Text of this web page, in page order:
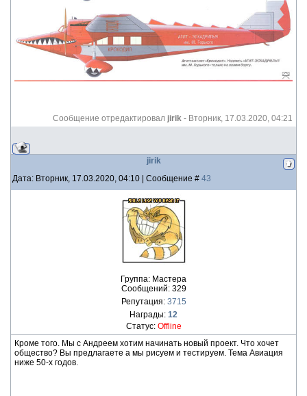
Сообщение отредактировал jirik - Вторник, 17.03.2020, 04:21
jirik
Дата: Вторник, 17.03.2020, 04:10 | Сообщение # 43
Группа: Мастера
Сообщений: 329
Репутация: 3715
Награды: 12
Статус: Offline
Кроме того. Мы с Андреем хотим начинать новый проект. Что хочет
общество? Вы предлагаете а мы рисуем и тестируем. Тема Авиация
ниже 50-х годов.